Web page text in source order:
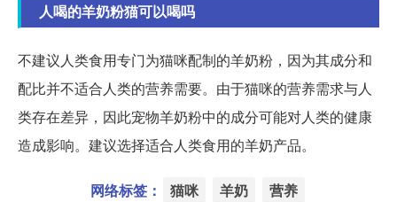
人喝的羊奶粉猫可以喝吗
不建议人类食用专门为猫咪配制的羊奶粉，因为其成分和
配比并不适合人类的营养需要。由于猫咪的营养需求与人
类存在差异，因此宠物羊奶粉中的成分可能对人类的健康
造成影响。建议选择适合人类食用的羊奶产品。
网络标签： 猫咪 羊奶 营养